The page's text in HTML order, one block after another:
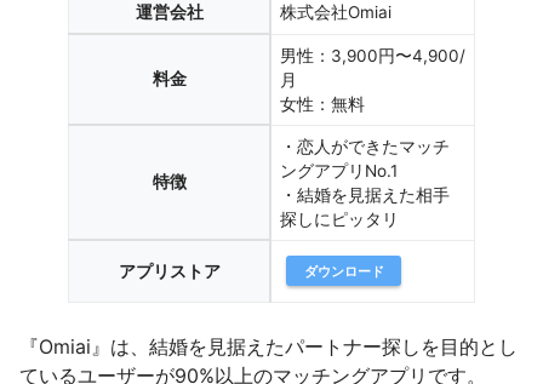
運営会社 株式会社Omiai
料金
男性：3,900円〜4,900/
月
女性：無料
特徴
・恋人ができたマッチ
ングアプリNo.1
・結婚を見据えた相手
探しにピッタリ
アプリストア ダウンロード
『Omiai』は、結婚を見据えたパートナー探しを目的とし
ているユーザーが90%以上のマッチングアプリです。